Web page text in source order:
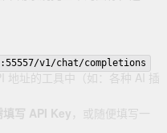
v1/chat/completions
地址的工具中（如：各种 AI 插
填写 API Key ，或随便填写一